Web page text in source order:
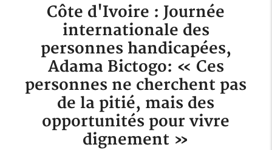
Côte d'Ivoire : Journée
internationale des
personnes handicapées,
Adama Bictogo: « Ces
personnes ne cherchent pas
de la pitié, mais des
opportunités pour vivre
dignement »